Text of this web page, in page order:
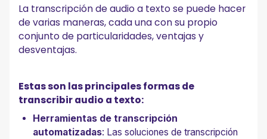
La transcripción de audio a texto se puede hacer
de varias maneras, cada una con su propio
conjunto de particularidades, ventajas y
desventajas.
Estas son las principales formas de
transcribir audio a texto:
Herramientas de transcripción
automatizadas: Las soluciones de transcripción